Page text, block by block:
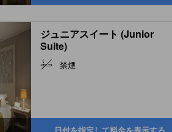
ジュニアスイート (Junior
Suite)
禁煙